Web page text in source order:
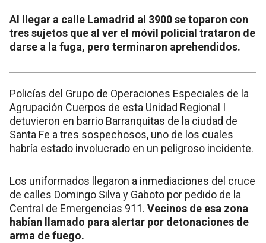
Al llegar a calle Lamadrid al 3900 se toparon con
tres sujetos que al ver el móvil policial trataron de
darse a la fuga, pero terminaron aprehendidos.
Policías del Grupo de Operaciones Especiales de la
Agrupación Cuerpos de esta Unidad Regional I
detuvieron en barrio Barranquitas de la ciudad de
Santa Fe a tres sospechosos, uno de los cuales
habría estado involucrado en un peligroso incidente.
Los uniformados llegaron a inmediaciones del cruce
de calles Domingo Silva y Gaboto por pedido de la
Central de Emergencias 911. Vecinos de esa zona
habían llamado para alertar por detonaciones de
arma de fuego.